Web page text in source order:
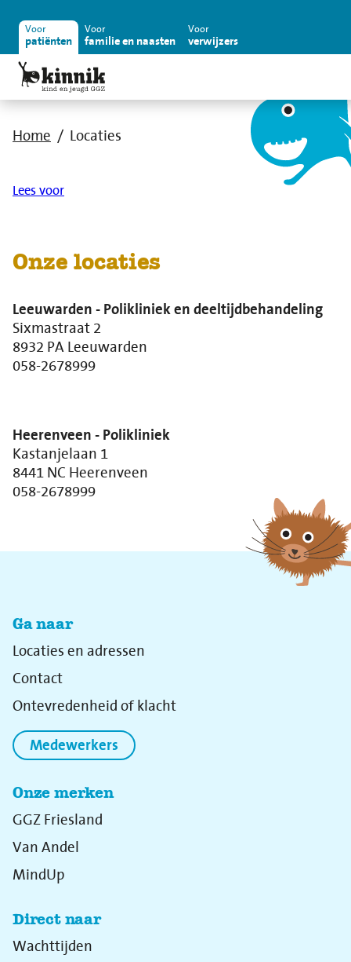
Voor
patiënten
Voor
familie en naasten
Voor
verwijzers
Home Locaties
Lees voor
Onze locaties
Leeuwarden - Polikliniek en deeltijdbehandeling
Sixmastraat 2
8932 PA Leeuwarden
058-2678999
Heerenveen - Polikliniek
Kastanjelaan 1
8441 NC Heerenveen
058-2678999
Ga naar
Locaties en adressen
Contact
Ontevredenheid of klacht
Medewerkers
Onze merken
GGZ Friesland
Van Andel
MindUp
Direct naar
Wachttijden